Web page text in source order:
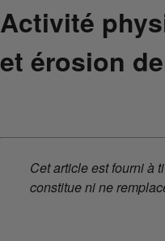
Activité
et érosion
Cet article est fourni à
constitue ni ne